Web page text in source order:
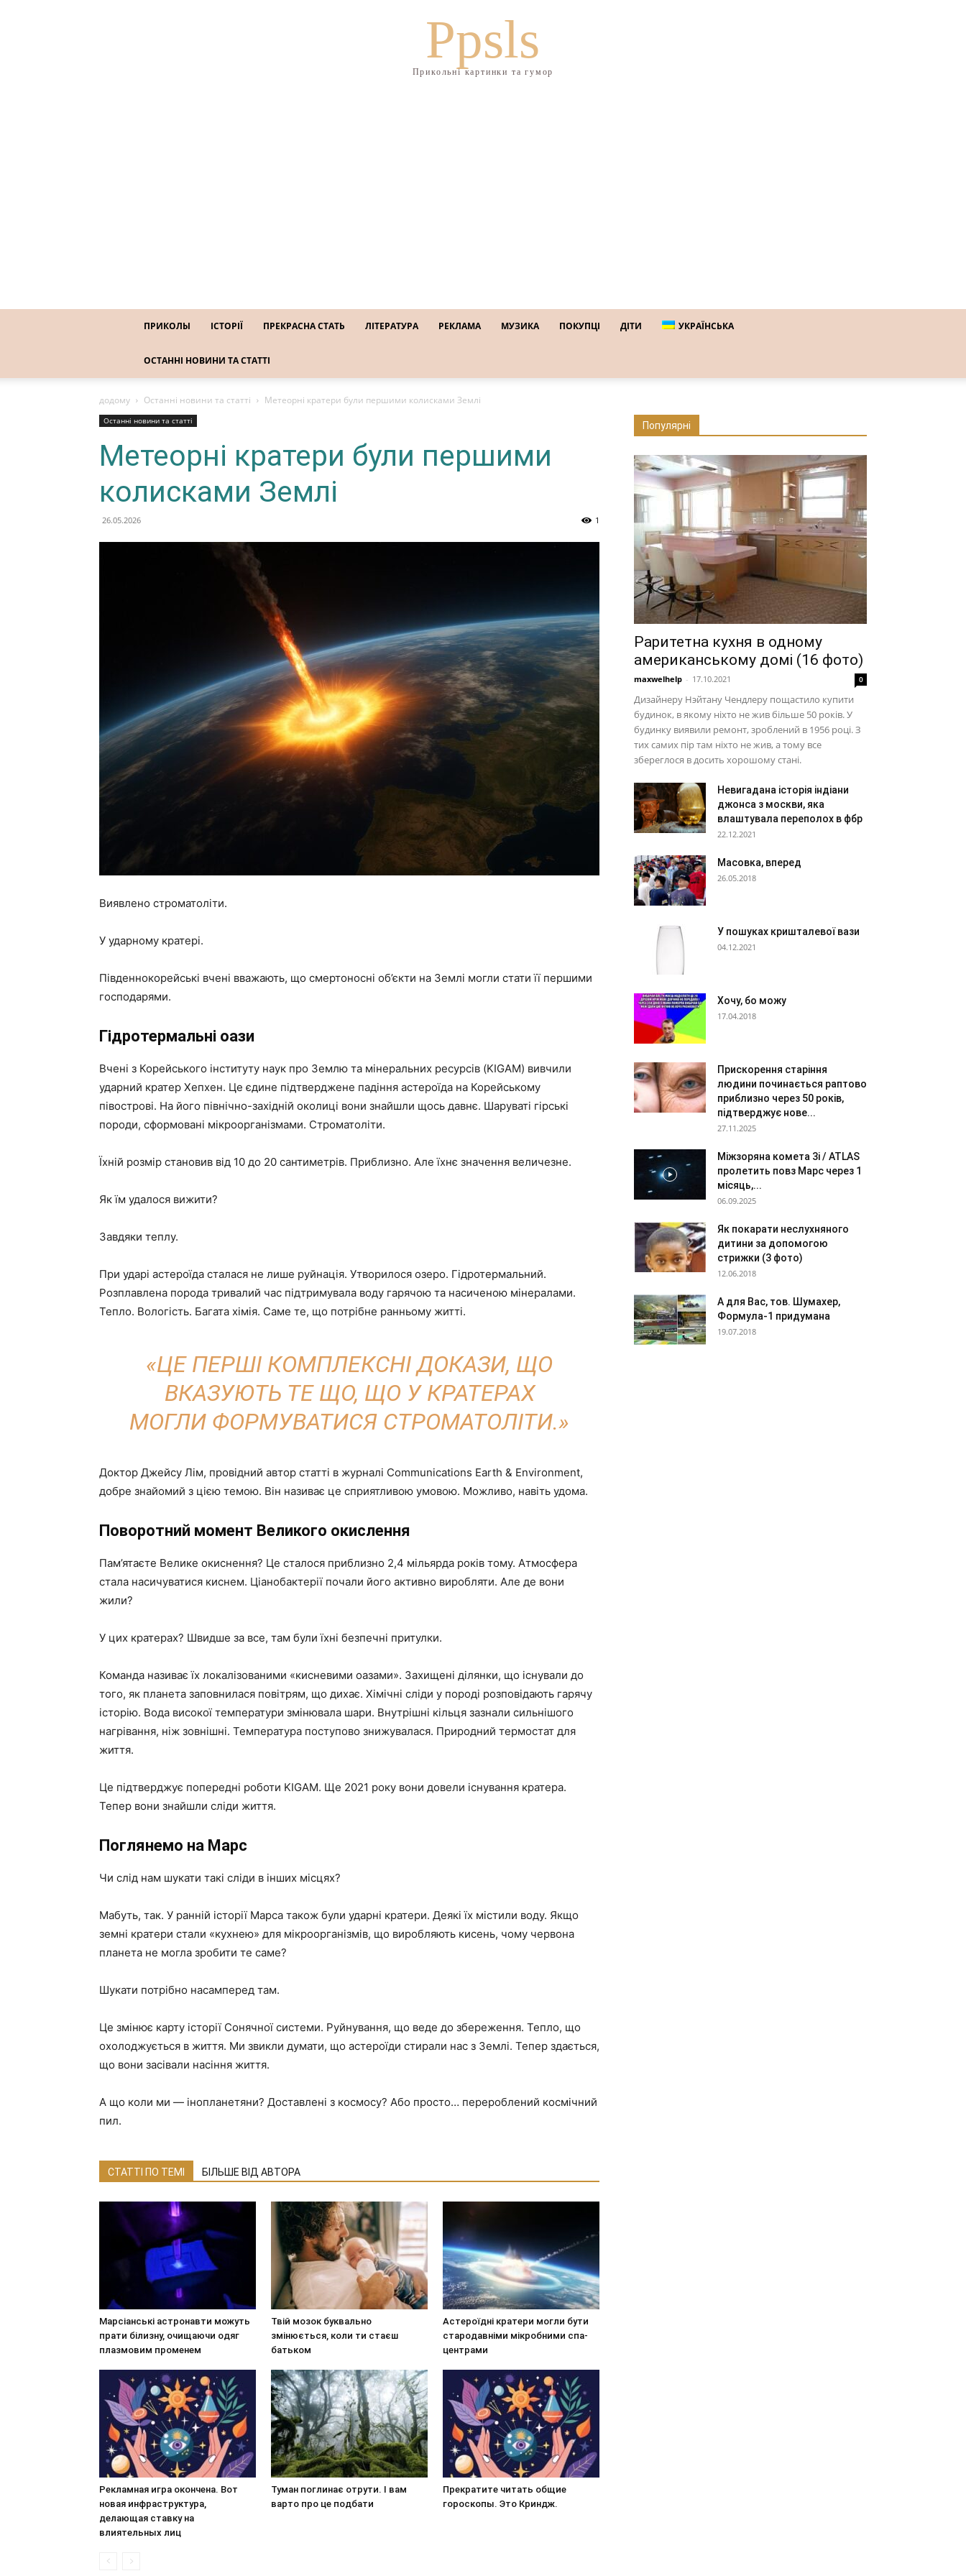
Ppsls
Прикольні картинки та гумор
ПРИКОЛЫ ІСТОРІЇ ПРЕКРАСНА СТАТЬ ЛІТЕРАТУРА РЕКЛАМА МУЗИКА ПОКУПЦІ ДІТИ УКРАЇНСЬКА
ОСТАННІ НОВИНИ ТА СТАТТІ
додому Останні новини та статті Метеорні кратери були першими колисками Землі
Останні новини та статті
Метеорні кратери були першими
колисками Землі
26.05.2026 1
Виявлено строматоліти.
У ударному кратері.
Південнокорейські вчені вважають, що смертоносні об’єкти на Землі могли стати її першими
господарями.
Гідротермальні оази
Вчені з Корейського інституту наук про Землю та мінеральних ресурсів (KIGAM) вивчили
ударний кратер Хепхен. Це єдине підтверджене падіння астероїда на Корейському
півострові. На його північно-західній околиці вони знайшли щось давнє. Шаруваті гірські
породи, сформовані мікроорганізмами. Строматоліти.
Їхній розмір становив від 10 до 20 сантиметрів. Приблизно. Але їхнє значення величезне.
Як їм удалося вижити?
Завдяки теплу.
При ударі астероїда сталася не лише руйнація. Утворилося озеро. Гідротермальний.
Розплавлена ​​порода тривалий час підтримувала воду гарячою та насиченою мінералами.
Тепло. Вологість. Багата хімія. Саме те, що потрібне ранньому житті.
«ЦЕ ПЕРШІ КОМПЛЕКСНІ ДОКАЗИ, ЩО
ВКАЗУЮТЬ ТЕ ЩО, ЩО У КРАТЕРАХ
МОГЛИ ФОРМУВАТИСЯ СТРОМАТОЛІТИ.»
Доктор Джейсу Лім, провідний автор статті в журналі Communications Earth & Environment,
добре знайомий з цією темою. Він називає це сприятливою умовою. Можливо, навіть удома.
Поворотний момент Великого окислення
Пам’ятаєте Велике окиснення? Це сталося приблизно 2,4 мільярда років тому. Атмосфера
стала насичуватися киснем. Ціанобактерії почали його активно виробляти. Але де вони
жили?
У цих кратерах? Швидше за все, там були їхні безпечні притулки.
Команда називає їх локалізованими «кисневими оазами». Захищені ділянки, що існували до
того, як планета заповнилася повітрям, що дихає. Хімічні сліди у породі розповідають гарячу
історію. Вода високої температури змінювала шари. Внутрішні кільця зазнали сильнішого
нагрівання, ніж зовнішні. Температура поступово знижувалася. Природний термостат для
життя.
Це підтверджує попередні роботи KIGAM. Ще 2021 року вони довели існування кратера.
Тепер вони знайшли сліди життя.
Поглянемо на Марс
Чи слід нам шукати такі сліди в інших місцях?
Мабуть, так. У ранній історії Марса також були ударні кратери. Деякі їх містили воду. Якщо
земні кратери стали «кухнею» для мікроорганізмів, що виробляють кисень, чому червона
планета не могла зробити те саме?
Шукати потрібно насамперед там.
Це змінює карту історії Сонячної системи. Руйнування, що веде до збереження. Тепло, що
охолоджується в життя. Ми звикли думати, що астероїди стирали нас з Землі. Тепер здається,
що вони засівали насіння життя.
А що коли ми — інопланетяни? Доставлені з космосу? Або просто… перероблений космічний
пил.
СТАТТІ ПО ТЕМІ БІЛЬШЕ ВІД АВТОРА
Марсіанські астронавти можуть
прати білизну, очищаючи одяг
плазмовим променем
Твій мозок буквально
змінюється, коли ти стаєш
батьком
Астероїдні кратери могли бути
стародавніми мікробними спа-
центрами
Рекламная игра окончена. Вот
новая инфраструктура,
делающая ставку на
влиятельных лиц
Туман поглинає отрути. І вам
варто про це подбати
Прекратите читать общие
гороскопы. Это Криндж.
Популярні
Раритетна кухня в одному
американському домі (16 фото)
maxwelhelp - 17.10.2021 0
Дизайнеру Нэйтану Чендлеру пощастило купити
будинок, в якому ніхто не жив більше 50 років. У
будинку виявили ремонт, зроблений в 1956 році. З
тих самих пір там ніхто не жив, а тому все
збереглося в досить хорошому стані.
Невигадана історія індіани
джонса з москви, яка
влаштувала переполох в фбр
22.12.2021
Масовка, вперед
26.05.2018
У пошуках кришталевої вази
04.12.2021
Хочу, бо можу
17.04.2018
Прискорення старіння
людини починається раптово
приблизно через 50 років,
підтверджує нове...
27.11.2025
Міжзоряна комета 3i / ATLAS
пролетить повз Марс через 1
місяць,...
06.09.2025
Як покарати неслухняного
дитини за допомогою
стрижки (3 фото)
12.06.2018
А для Вас, тов. Шумахер,
Формула-1 придумана
19.07.2018